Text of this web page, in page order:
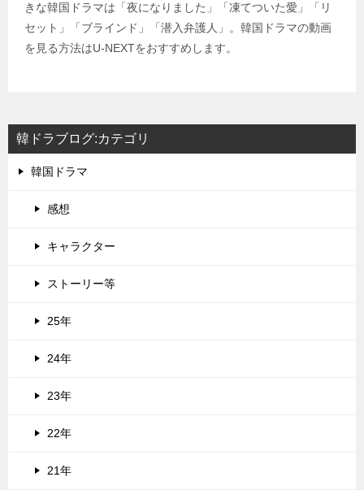
きな韓国ドラマは「夜になりました」「凍てついた愛」「リ
セット」「ブラインド」「潜入弁護人」。韓国ドラマの動画
を見る方法はU-NEXTをおすすめします。
韓ドラブログ:カテゴリ
韓国ドラマ
感想
キャラクター
ストーリー等
25年
24年
23年
22年
21年